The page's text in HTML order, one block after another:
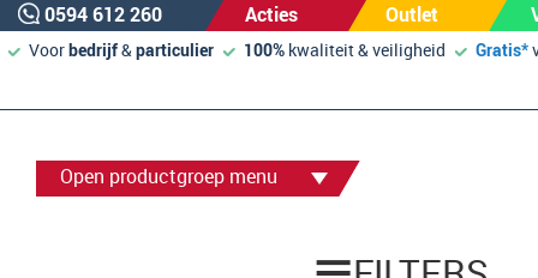
0594 612 260 Acties Outlet
Voorbedrijf&particulier 100% kwaliteit & veiligheid Gratis*
Open productgroep menu